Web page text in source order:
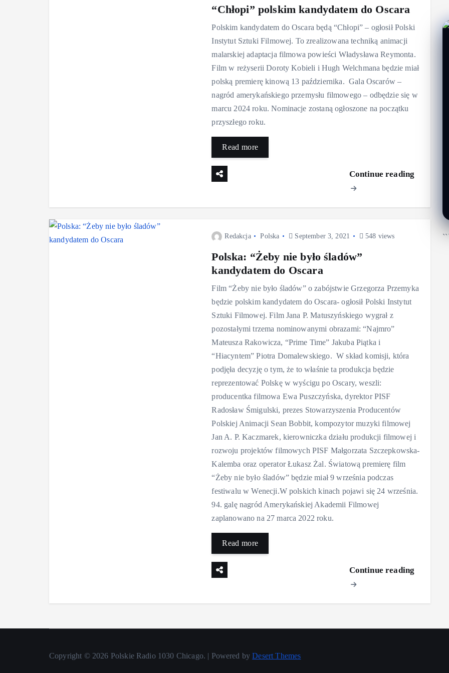
“Chłopi” polskim kandydatem do Oscara
Polskim kandydatem do Oscara będą “Chłopi” – ogłosił Polski
Instytut Sztuki Filmowej. To zrealizowana techniką animacji
malarskiej adaptacja filmowa powieści Władysława Reymonta.
Film w reżyserii Doroty Kobieli i Hugh Welchmana będzie miał
polską premierę kinową 13 października. Gala Oscarów –
nagród amerykańskiego przemysłu filmowego – odbędzie się w
marcu 2024 roku. Nominacje zostaną ogłoszone na początku
przyszłego roku.
Read more
Continue reading
Redakcja Polska September 3, 2021 548 views
Polska: “Żeby nie było śladów”
kandydatem do Oscara
Film “Żeby nie było śladów” o zabójstwie Grzegorza Przemyka
będzie polskim kandydatem do Oscara- ogłosił Polski Instytut
Sztuki Filmowej. Film Jana P. Matuszyńskiego wygrał z
pozostałymi trzema nominowanymi obrazami: “Najmro”
Mateusza Rakowicza, “Prime Time” Jakuba Piątka i
“Hiacyntem” Piotra Domalewskiego. W skład komisji, która
podjęła decyzję o tym, że to właśnie ta produkcja będzie
reprezentować Polskę w wyścigu po Oscary, weszli:
producentka filmowa Ewa Puszczyńska, dyrektor PISF
Radosław Śmigulski, prezes Stowarzyszenia Producentów
Polskiej Animacji Sean Bobbit, kompozytor muzyki filmowej
Jan A. P. Kaczmarek, kierowniczka działu produkcji filmowej i
rozwoju projektów filmowych PISF Małgorzata Szczepkowska-
Kalemba oraz operator Łukasz Żal. Światową premierę film
“Żeby nie było śladów” będzie miał 9 września podczas
festiwalu w Wenecji.W polskich kinach pojawi się 24 września.
94. galę nagród Amerykańskiej Akademii Filmowej
zaplanowano na 27 marca 2022 roku.
Read more
Continue reading
Copyright © 2026 Polskie Radio 1030 Chicago. | Powered byDesert Themes